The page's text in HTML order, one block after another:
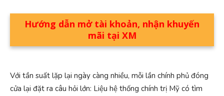
Hướng dẫn mở tài khoản, nhận khuyến
mãi tại XM
Với tần suất lặp lại ngày càng nhiều, mỗi lần chính phủ đóng
cửa lại đặt ra câu hỏi lớn: Liệu hệ thống chính trị Mỹ có tìm